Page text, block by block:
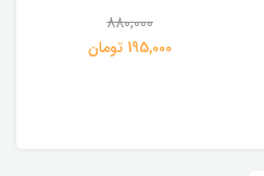
880,000
195,000 تومان